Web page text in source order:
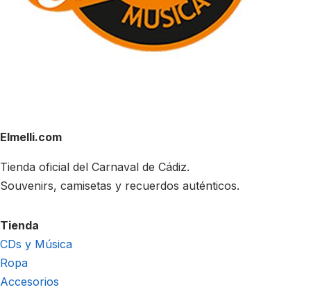
Elmelli.com
Tienda oficial del Carnaval de Cádiz.
Souvenirs, camisetas y recuerdos auténticos.
Tienda
CDs y Música
Ropa
Accesorios